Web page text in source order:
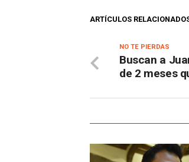
ARTÍCULOS
NO TE PIERDAS
Buscan a
de 2 meses